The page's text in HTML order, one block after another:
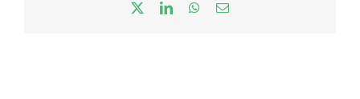
LinkedInWhatsApp
Correo